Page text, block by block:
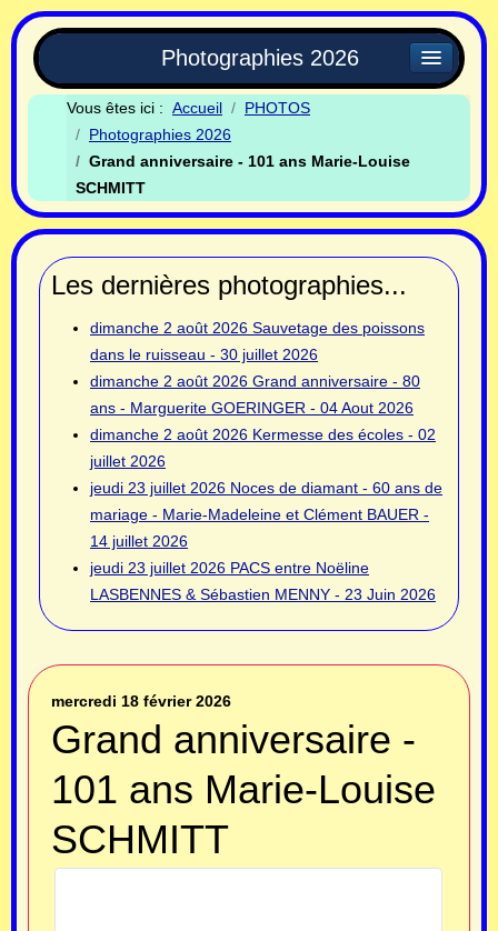
Photographies 2026
Vous êtes ici : Accueil
PHOTOS
Photographies 2026
Grand anniversaire - 101 ans Marie-Louise
SCHMITT
Les dernières photographies...
dimanche 2 août 2026 Sauvetage des poissons
dans le ruisseau - 30 juillet 2026
dimanche 2 août 2026 Grand anniversaire - 80
ans - Marguerite GOERINGER - 04 Aout 2026
dimanche 2 août 2026 Kermesse des écoles - 02
juillet 2026
jeudi 23 juillet 2026 Noces de diamant - 60 ans de
mariage - Marie-Madeleine et Clément BAUER -
14 juillet 2026
jeudi 23 juillet 2026 PACS entre Noëline
LASBENNES & Sébastien MENNY - 23 Juin 2026
mercredi 18 février 2026
Grand anniversaire -
101 ans Marie-Louise
SCHMITT